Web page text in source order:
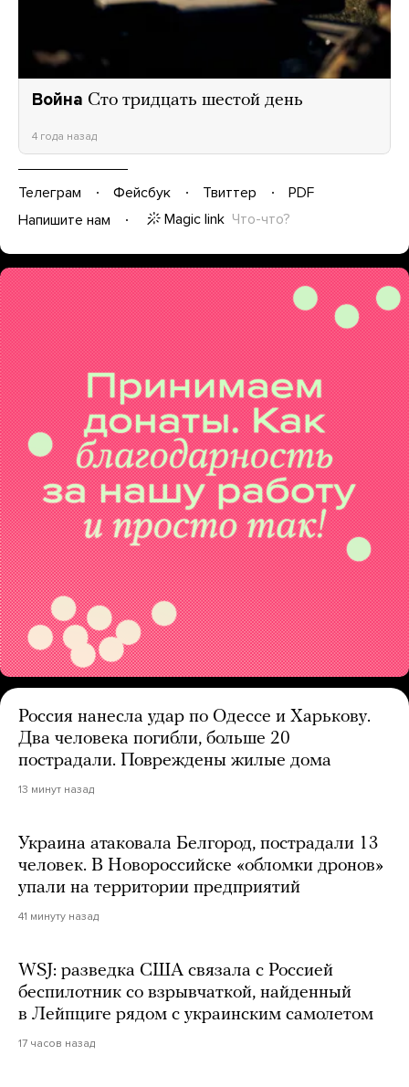
Война Сто тридцать шестой день
4 года назад
Телеграм Фейсбук Твиттер
PDF
Напишите нам
Magic link Что-что?
Россия нанесла удар по Одессе и Харькову.
Два человека погибли, больше 20
пострадали. Повреждены жилые дома
13 минут назад
Украина атаковала Белгород, пострадали 13
человек. В Новороссийске «обломки дронов»
упали на территории предприятий
41 минуту назад
WSJ: разведка США связала с Россией
беспилотник со взрывчаткой, найденный
в Лейпциге рядом с украинским самолетом
17 часов назад